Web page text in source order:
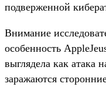
подверженной
Внимание
особенность
выглядела как атака
заражаются